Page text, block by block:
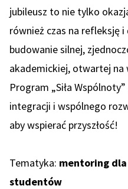
jubileusz to nie tylko
również czas na refleksję i
budowanie silnej,
akademickiej, otwartej na
Program „Siła
integracji i wspólnego
aby wspierać przyszłość!
Tematyka: mentoring dla
studentów